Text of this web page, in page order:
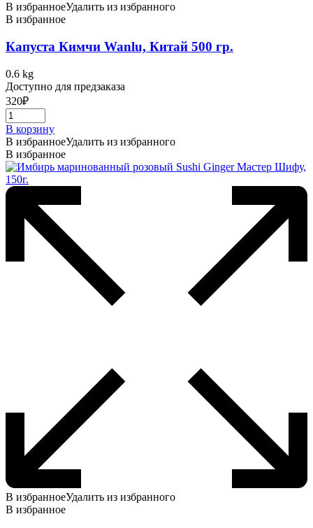
В избранноеУдалить из избранного
В избранное
Капуста Кимчи Wanlu, Китай 500 гр.
0.6 kg
Доступно для предзаказа
320₽
В корзину
В избранноеУдалить из избранного
В избранное
В избранноеУдалить из избранного
В избранное